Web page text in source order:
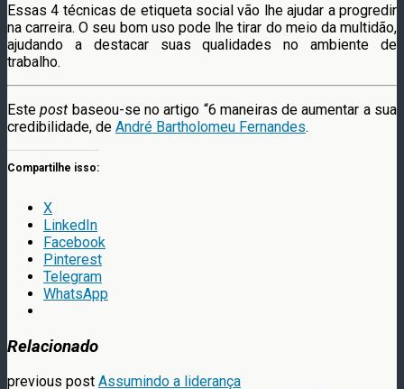
Essas 4 técnicas de etiqueta social vão lhe ajudar a progredir
na carreira. O seu bom uso pode lhe tirar do meio da multidão,
ajudando a destacar suas qualidades no ambiente de
trabalho.
Estepost baseou-se no artigo “6 maneiras de aumentar a sua
credibilidade, de André Bartholomeu Fernandes.
Compartilhe isso:
X
LinkedIn
Facebook
Pinterest
Telegram
WhatsApp
Relacionado
previous post Assumindo a liderança